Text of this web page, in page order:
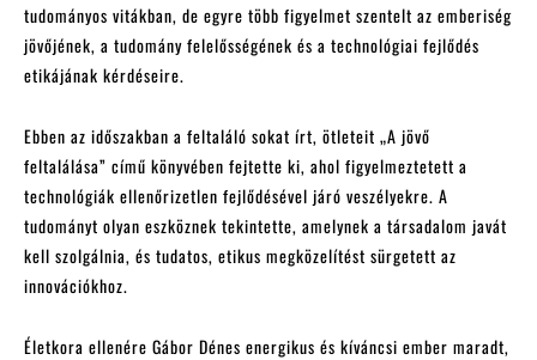
tudományos vitákban, de egyre több figyelmet szentelt az emberiség
jövőjének, a tudomány felelősségének és a technológiai fejlődés
etikájának kérdéseire.
Ebben az időszakban a feltaláló sokat írt, ötleteit „A jövő
feltalálása” című könyvében fejtette ki, ahol figyelmeztetett a
technológiák ellenőrizetlen fejlődésével járó veszélyekre. A
tudományt olyan eszköznek tekintette, amelynek a társadalom javát
kell szolgálnia, és tudatos, etikus megközelítést sürgetett az
innovációkhoz.
Életkora ellenére Gábor Dénes energikus és kíváncsi ember maradt,